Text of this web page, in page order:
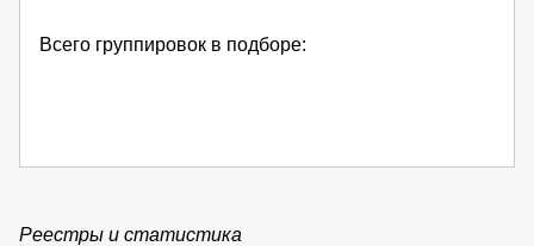
Всего группировок в подборе:
Реестры и статистика